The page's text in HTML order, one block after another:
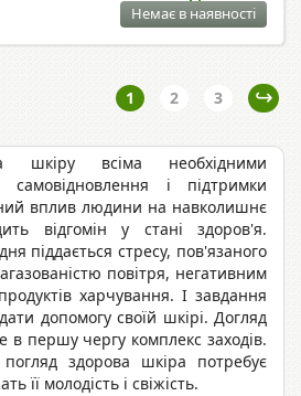
Немає в наявності
1 2 3
шкіру всіма необхідними
самовідновлення і підтримки
вплив людини на навколишнє
відгомін у стані здоров'я.
піддається стресу, пов'язаного
повітря, негативним
харчування. І завдання
допомогу своїй шкірі. Догляд
в першу чергу комплекс заходів.
здорова шкіра потребує
її молодість і свіжість.